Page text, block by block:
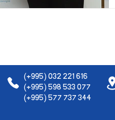
(+995) 032 221 616
(+995) 598 533 077
(+995) 577 737 344